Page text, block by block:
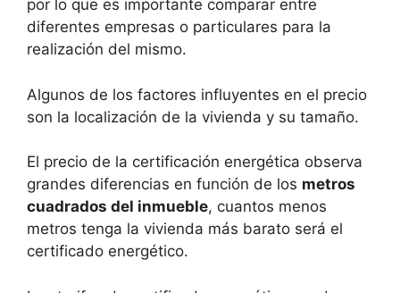
por lo que es importante comparar entre
diferentes empresas o particulares para la
realización del mismo.
Algunos de los factores influyentes en el precio
son la localización de la vivienda y su tamaño.
El precio de la certificación energética observa
grandes diferencias en función de los metros
cuadrados del inmueble, cuantos menos
metros tenga la vivienda más barato será el
certificado energético.